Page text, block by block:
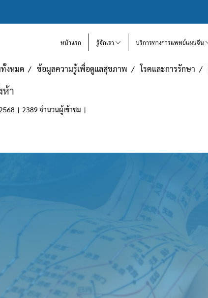
หน้าแรก รู้จักเรา บริการทางการแพทย์แผนจีน
งหมด ข้อมูลความรู้เพื่อดูแลสุขภาพ โรคและการรักษา
ห้า
| 2389 จำนวนผู้เข้าชม |